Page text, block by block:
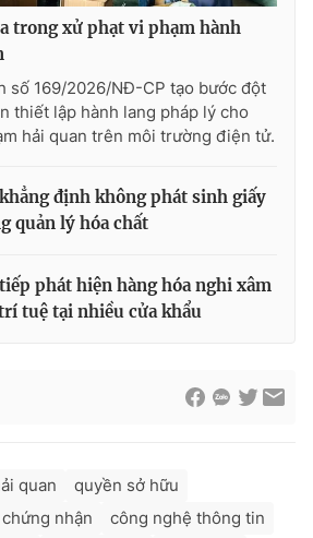
024.66 897 897
rõ nguồn VTV.vn khi phát hành lại
trong xử phạt vi phạm hành
số 169/2026/NĐ-CP tạo bước đột
thiết lập hành lang pháp lý cho
hải quan trên môi trường điện tử.
định không phát sinh giấy
quản lý hóa chất
phát hiện hàng hóa nghi xâm
tuệ tại nhiều cửa khẩu
quan
quyền sở hữu
nhận
công nghệ thông tin